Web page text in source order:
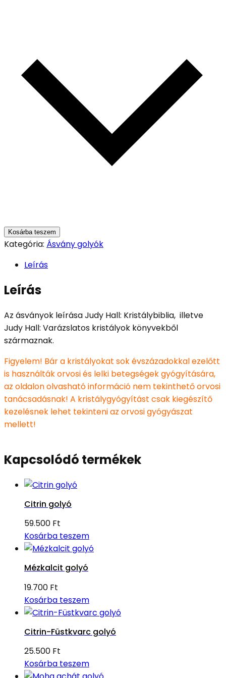
Kosárba teszem
Kategória: Ásvány golyók
Leírás
Leírás
Az ásványok leírása Judy Hall: Kristálybiblia, illetve
Judy Hall: Varázslatos kristályok könyvekből
származnak.
Figyelem! Bár a kristályokat sok évszázadokkal ezelőtt
is használták orvosi és lelki betegségek gyógyítására,
az oldalon olvasható információ nem tekinthető orvosi
tanácsadásnak! A kristálygyógyítást csak kiegészítő
kezelésnek lehet tekinteni az orvosi gyógyászat
mellett!
Kapcsolódó termékek
Citrin golyó
59.500 Ft
Kosárba teszem
Mézkalcit golyó
19.700 Ft
Kosárba teszem
Citrin-Füstkvarc golyó
25.500 Ft
Kosárba teszem